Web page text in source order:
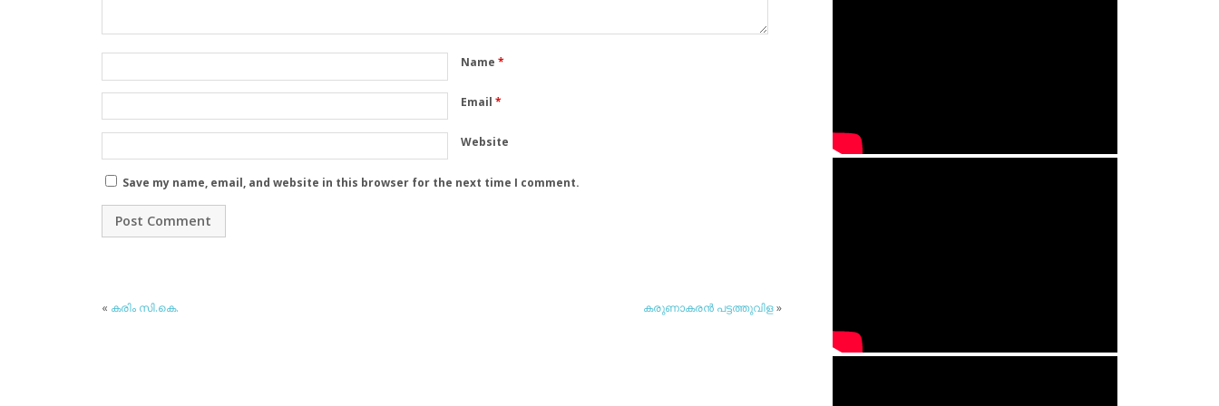
Name *
Email *
Website
Save my name, email, and website in this browser for the next time I comment.
« കരിം സി.കെ. കരുണാകരന്‍ പട്ടത്തുവിള»